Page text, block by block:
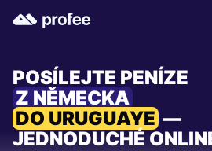
POSÍLEJTE PENÍZE
Z NĚMECKA
DO URUGUAYE —
JEDNODUCHÉ